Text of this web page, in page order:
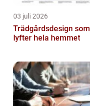
03 juli 2026
Trädgårdsdesign som
lyfter hela hemmet